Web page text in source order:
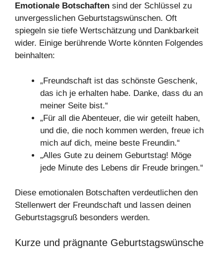
Emotionale Botschaften sind der Schlüssel zu
unvergesslichen Geburtstagswünschen. Oft
spiegeln sie tiefe Wertschätzung und Dankbarkeit
wider. Einige berührende Worte könnten Folgendes
beinhalten:
„Freundschaft ist das schönste Geschenk,
das ich je erhalten habe. Danke, dass du an
meiner Seite bist.“
„Für all die Abenteuer, die wir geteilt haben,
und die, die noch kommen werden, freue ich
mich auf dich, meine beste Freundin.“
„Alles Gute zu deinem Geburtstag! Möge
jede Minute des Lebens dir Freude bringen.“
Diese emotionalen Botschaften verdeutlichen den
Stellenwert der Freundschaft und lassen deinen
Geburtstagsgruß besonders werden.
Kurze und prägnante Geburtstagswünsche